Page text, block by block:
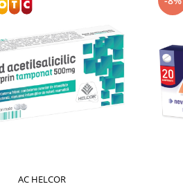
AC HELCOR